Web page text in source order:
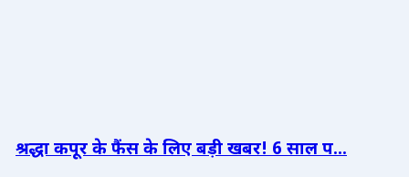
श्रद्धा कपूर के फैंस के लिए बड़ी खबर! 6 साल प...